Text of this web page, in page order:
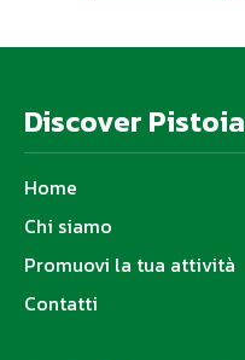
Discover Pistoia
Home
Chi siamo
Promuovi la tua attività
Contatti